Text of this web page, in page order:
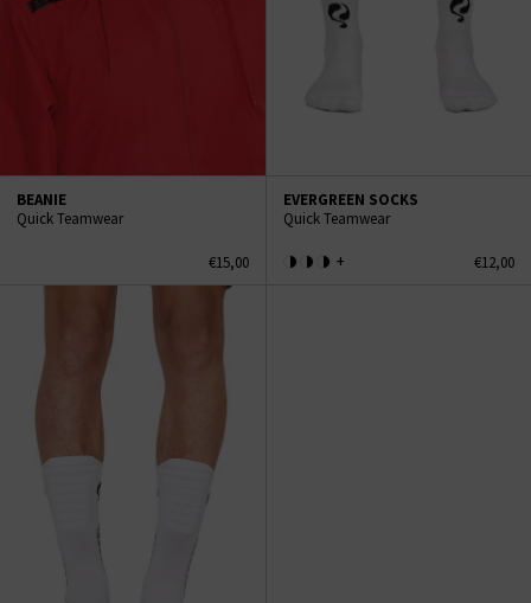
BEANIE
Quick Teamwear
€15,00
EVERGREEN SOCKS
Quick Teamwear
+ €12,00